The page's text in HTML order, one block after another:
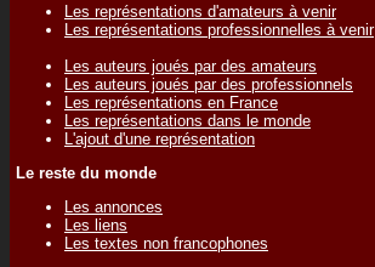
Les représentations d'amateurs à venir
Les représentations professionnelles à venir
Les auteurs joués par des amateurs
Les auteurs joués par des professionnels
Les représentations en France
Les représentations dans le monde
L'ajout d'une représentation
Le reste du monde
Les annonces
Les liens
Les textes non francophones